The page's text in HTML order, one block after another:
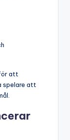
att
spelare att